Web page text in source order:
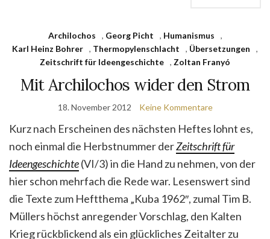
Archilochos , Georg Picht , Humanismus
,
Karl Heinz Bohrer , Thermopylenschlacht , Übersetzungen
,
Zeitschrift für Ideengeschichte , Zoltan Franyó
Mit Archilochos wider den Strom
18. November 2012 Keine Kommentare
Kurz nach Erscheinen des nächsten Heftes lohnt es,
noch einmal die Herbstnummer derZeitschrift für
Ideengeschichte(VI/3) in die Hand zu nehmen, von der
hier schon mehrfach die Rede war. Lesenswert sind
die Texte zum Heftthema „Kuba 1962″, zumal Tim B.
Müllers höchst anregender Vorschlag, den Kalten
Krieg rückblickend als ein glückliches Zeitalter zu